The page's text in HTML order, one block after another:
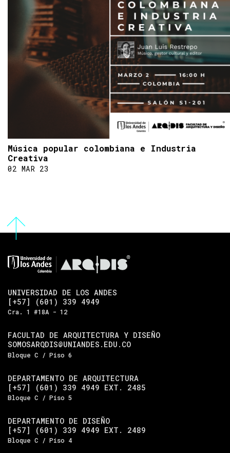
Música popular colombiana e Industria
Creativa
02 MAR 23
UNIVERSIDAD DE LOS ANDES
[+57] (601) 339 4949
Cra. 1 #18A - 12
FACULTAD DE ARQUITECTURA Y DISEÑO
SOMOSARQDIS@UNIANDES.EDU.CO
Bloque C / Piso 6
DEPARTAMENTO DE ARQUITECTURA
[+57] (601) 339 4949 EXT. 2485
Bloque C / Piso 5
DEPARTAMENTO DE DISEÑO
[+57] (601) 339 4949 EXT. 2489
Bloque C / Piso 4